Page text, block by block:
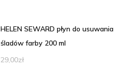
HELEN SEWARD płyn do usuwania
śladów farby 200 ml
29,00zł